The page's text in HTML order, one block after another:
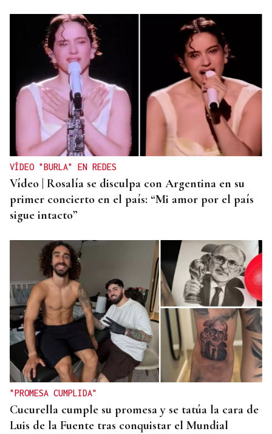
VÍDEO "BURLA" EN REDES
Vídeo | Rosalía se disculpa con Argentina en su
primer concierto en el país: “Mi amor por el país
sigue intacto”
"PROMESA CUMPLIDA"
Cucurella cumple su promesa y se tatúa la cara de
Luis de la Fuente tras conquistar el Mundial